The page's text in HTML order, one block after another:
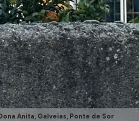
Anita, Galveias, Ponte de Sor